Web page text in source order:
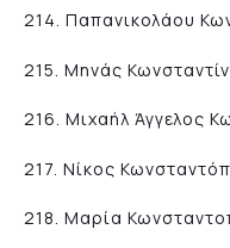
214. Παπανικολάου
215. Μηνάς
216. Μιχαήλ Άγγελος
217. Νίκος
218. Μαρία